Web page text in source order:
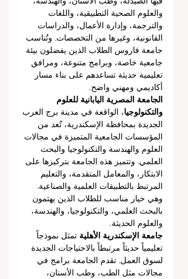
والعلوم الصحية التطبيقية، واللغات
والترجمة، وإدارة الأعمال، والدراسات
القانونية، وغيرها من التخصصات. وتُناسب
جامعة فاروس الطلاب الذين يفضلون بيئة
جامعية خاصة، وبرامج متنوعة، ومرافق
تعليمية حديثة تساعدهم على بناء مسار
أكاديمي ومهني واضح.
الجامعة المصرية اليابانية للعلوم
والتكنولوجيا، الواقعة في مدينة برج العرب
الجديدة بمحافظة الإسكندرية، تُعد من
المؤسسات الجامعية المتميزة في مجالات
العلوم والهندسة والتكنولوجيا والبحث
العلمي. وتتميز هذه الجامعة بتركيزها على
الابتكار، والمعامل المتقدمة، والتعليم
المرتبط بالتطبيقات العلمية والصناعية.
وهي خيار مناسب للطلاب الذين يهتمون
بالبحث العلمي، والتكنولوجيا، والهندسة،
والعلوم الحديثة.
جامعة الإسكندرية الأهلية تمثل نموذجاً
تعليمياً حديثاً مرتبطاً بالاحتياجات الجديدة
لسوق العمل. تقدم الجامعة برامج في
مجالات مثل الطب، وطب الأسنان،